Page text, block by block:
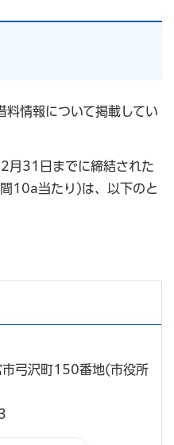
料情報について掲載してい
月31日までに締結された
10a当たり)は、以下のと
弓沢町150番地(市役所